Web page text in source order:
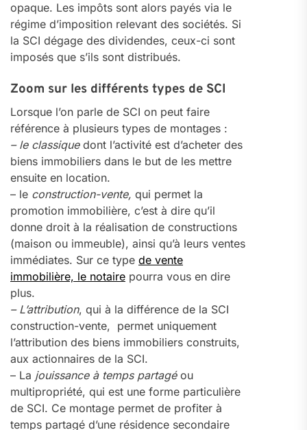
opaque. Les impôts sont alors payés via le
régime d’imposition relevant des sociétés. Si
la SCI dégage des dividendes, ceux-ci sont
imposés que s’ils sont distribués.
Zoom sur les différents types de SCI
Lorsque l’on parle de SCI on peut faire
référence à plusieurs types de montages :
– le classiquedont l’activité est d’acheter des
biens immobiliers dans le but de les mettre
ensuite en location.
– le construction-vente, qui permet la
promotion immobilière, c’est à dire qu’il
donne droit à la réalisation de constructions
(maison ou immeuble), ainsi qu’à leurs ventes
immédiates. Sur ce type de vente
immobilière, le notaire pourra vous en dire
plus.
– L’attribution, qui à la différence de la SCI
construction-vente, permet uniquement
l’attribution des biens immobiliers construits,
aux actionnaires de la SCI.
– La jouissance à temps partagéou
multipropriété, qui est une forme particulière
de SCI. Ce montage permet de profiter à
temps partagé d’une résidence secondaire